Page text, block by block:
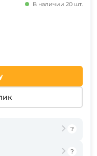
В наличии 20 шт.